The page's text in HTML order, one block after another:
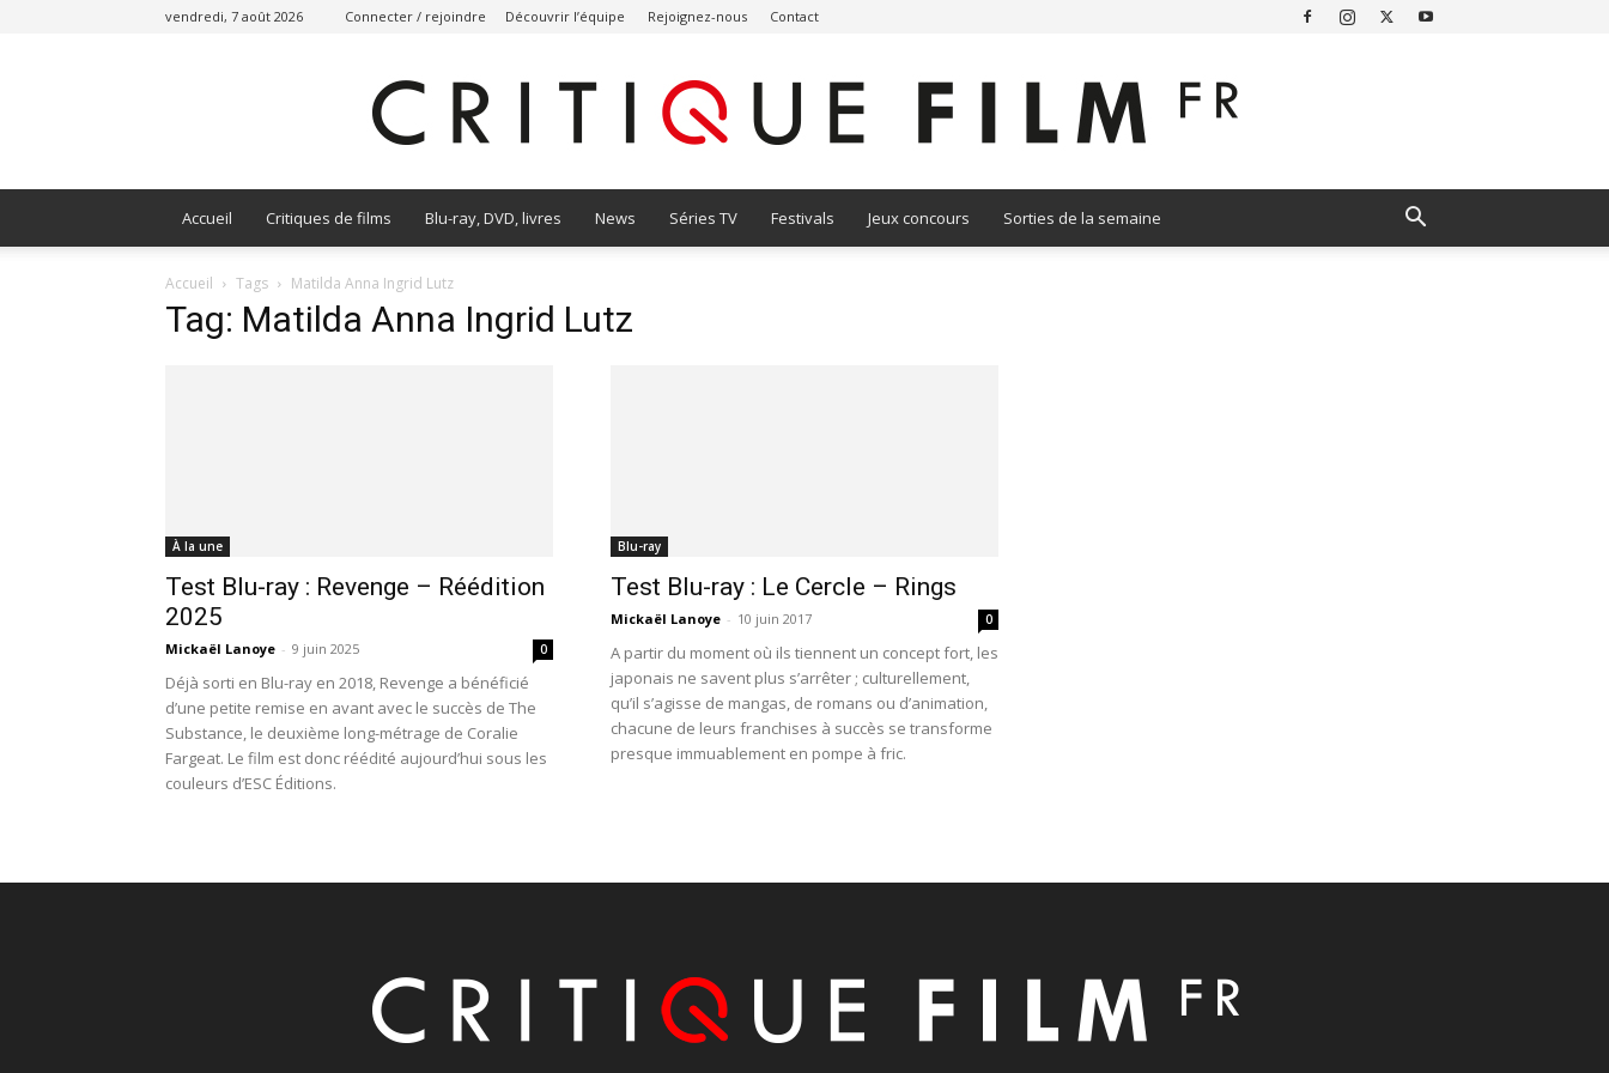
vendredi, 7 août 2026 Connecter / rejoindre Découvrir l’équipe Rejoignez-nous Contact
Accueil Critiques de films Blu-ray, DVD, livres News Séries TV Festivals Jeux concours Sorties de la semaine
Accueil Tags Matilda Anna Ingrid Lutz
Tag: Matilda Anna Ingrid Lutz
À la une
Test Blu-ray : Revenge – Réédition
2025
Mickaël Lanoye - 9 juin 2025 0
Déjà sorti en Blu-ray en 2018, Revenge a bénéficié
d’une petite remise en avant avec le succès de The
Substance, le deuxième long-métrage de Coralie
Fargeat. Le film est donc réédité aujourd’hui sous les
couleurs d’ESC Éditions.
Blu-ray
Test Blu-ray : Le Cercle – Rings
Mickaël Lanoye - 10 juin 2017 0
A partir du moment où ils tiennent un concept fort, les
japonais ne savent plus s’arrêter ; culturellement,
qu’il s’agisse de mangas, de romans ou d’animation,
chacune de leurs franchises à succès se transforme
presque immuablement en pompe à fric.